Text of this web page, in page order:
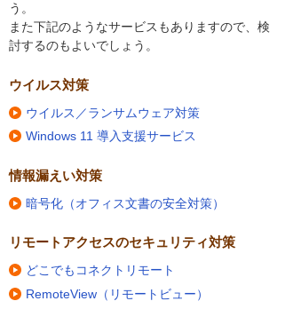
う。
また下記のようなサービスもありますので、検
討するのもよいでしょう。
ウイルス対策
ウイルス／ランサムウェア対策
Windows 11 導入支援サービス
情報漏えい対策
暗号化（オフィス文書の安全対策）
リモートアクセスのセキュリティ対策
どこでもコネクトリモート
RemoteView（リモートビュー）